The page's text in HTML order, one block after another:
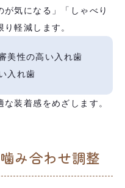
が気になる」「しゃべり
軽減します。
美性の高い入れ歯
入れ歯
装着感をめざします。
み合わせ調整